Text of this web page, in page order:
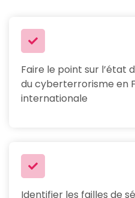
Faire le point sur l’état
du cyberterrorisme en
internationale
Identifier les failles de